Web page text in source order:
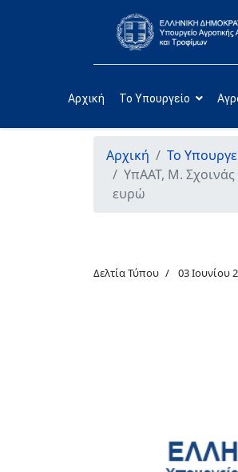
Αρχική Το Υπουργείο
Αρχική Το
ΥπΑΑΤ, Μ. Σχοινάς
ευρώ
Δελτία Τύπου 03 Ιουνίου